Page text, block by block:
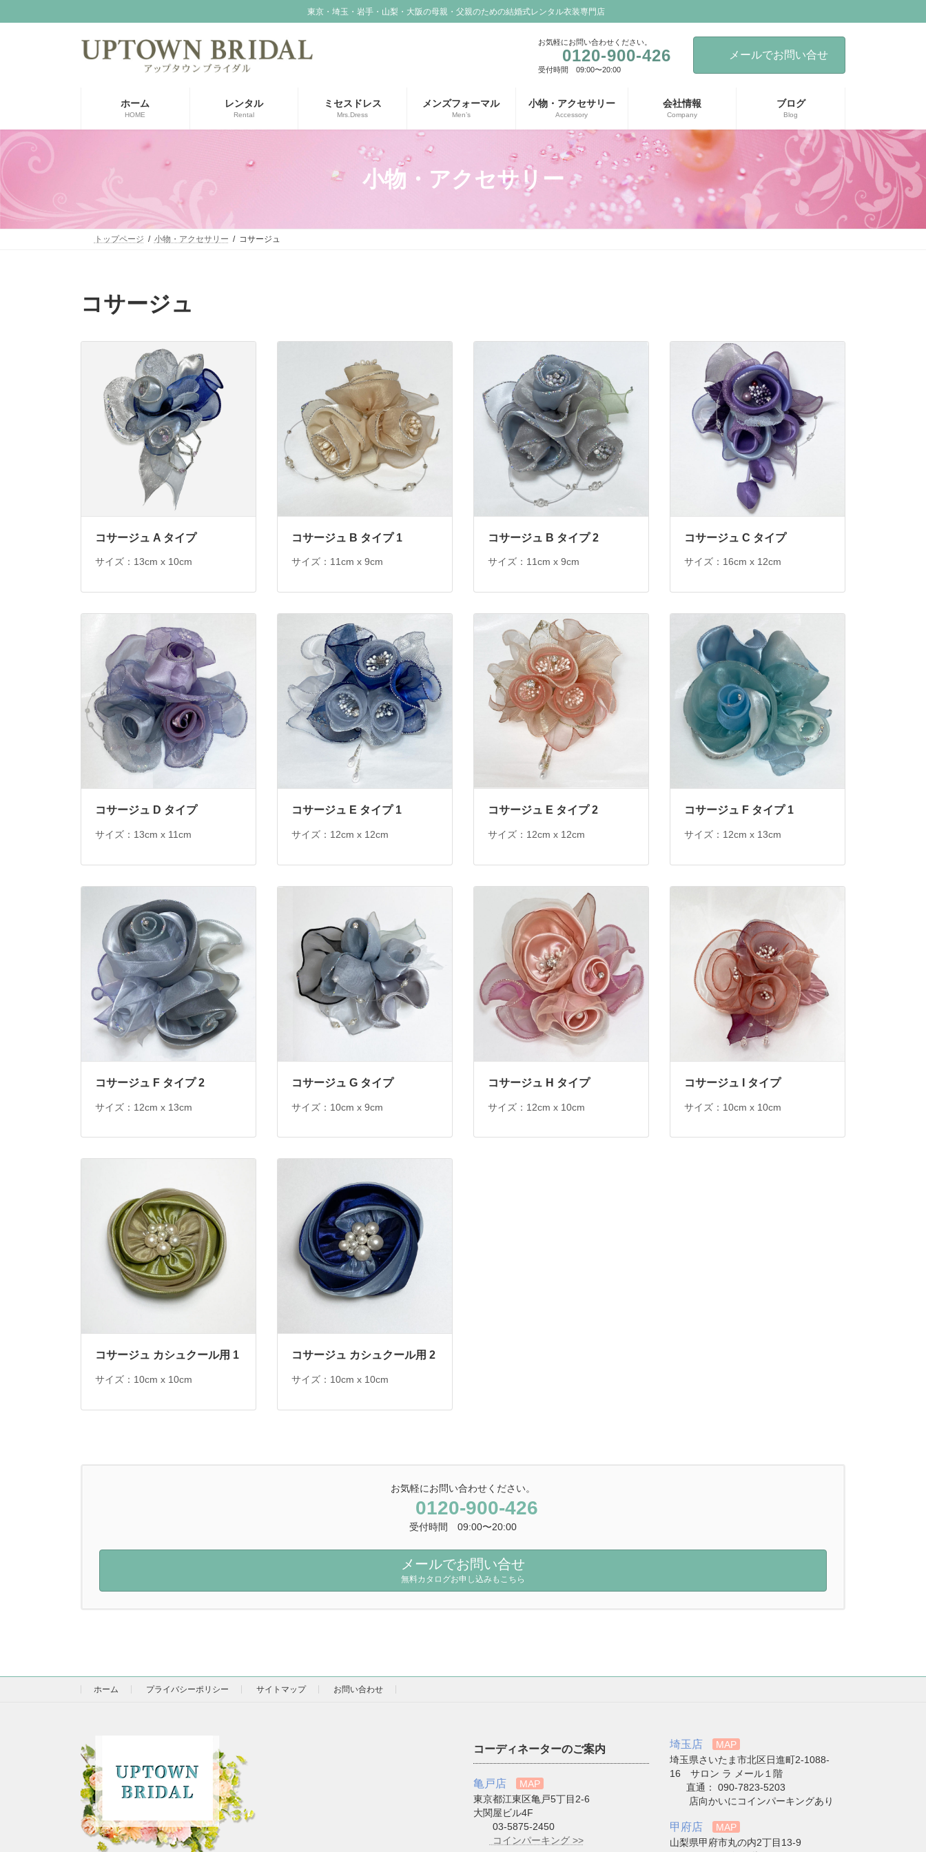
ン
プ
ビ
動
東京・埼玉・岩手・山梨・大阪の母親・父親のための結婚式レンタル衣装専門店
お気軽にお問い合わせください。
0120-900-426
受付時間 09:00〜20:00
メールでお問い合せ
ホーム
HOME
レンタル
Rental
ミセスドレス
Mrs.Dress
メンズフォーマル
Men’s
小物・アクセサリー
Accessory
会社情報
Company
ブログ
Blog
小物・アクセサリー
トップページ 小物・アクセサリー コサージュ
コサージュ
コサージュ A タイプ
サイズ：13cm x 10cm
コサージュ B タイプ 1
サイズ：11cm x 9cm
コサージュ B タイプ 2
サイズ：11cm x 9cm
コサージュ C タイプ
サイズ：16cm x 12cm
コサージュ D タイプ
サイズ：13cm x 11cm
コサージュ E タイプ 1
サイズ：12cm x 12cm
コサージュ E タイプ 2
サイズ：12cm x 12cm
コサージュ F タイプ 1
サイズ：12cm x 13cm
コサージュ F タイプ 2
サイズ：12cm x 13cm
コサージュ G タイプ
サイズ：10cm x 9cm
コサージュ H タイプ
サイズ：12cm x 10cm
コサージュ I タイプ
サイズ：10cm x 10cm
コサージュ カシュクール用 1
サイズ：10cm x 10cm
コサージュ カシュクール用 2
サイズ：10cm x 10cm
お気軽にお問い合わせください。
0120-900-426
受付時間 09:00〜20:00
メールでお問い合せ
無料カタログお申し込みもこちら
ホーム プライバシーポリシー サイトマップ お問い合わせ
コーディネーターのご案内
亀戸店
MAP
東京都江東区亀戸5丁目2-6
大関屋ビル4F
03-5875-2450
コインパーキング >>
埼玉店
MAP
埼玉県さいたま市北区日進町2-1088-
16 サロン ラ メール１階
直通： 090-7823-5203
店向かいにコインパーキングあり
甲府店
MAP
山梨県甲府市丸の内2丁目13-9